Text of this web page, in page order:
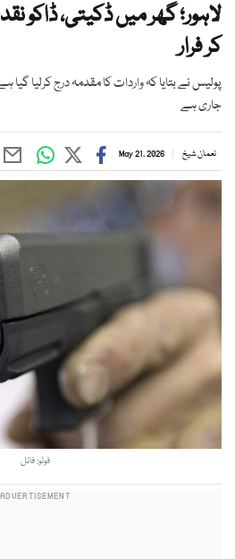
کر فرار
پولیس نے بتایا کہ واردات کا مقدمہ درج کرلیا
جاری ہے
نعمان شیخ May 21, 2026
فوٹو: فائل